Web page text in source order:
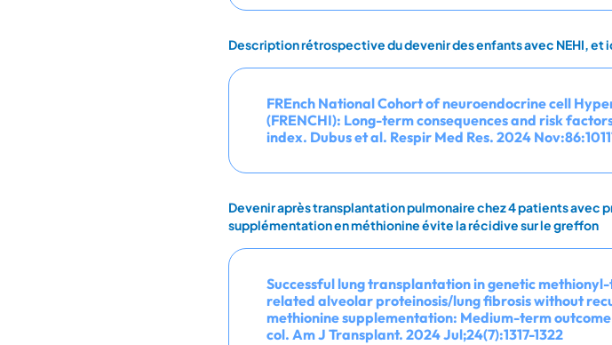
Description rétrospective du devenir des enfants avec NEHI,
FREnch National Cohort of neuroendocrine cell
(FRENCHI): Long-term consequences and risk
index. Dubus et al. Respir Med Res. 2024
Devenir après transplantation pulmonaire chez 4 patients avec
supplémentation en méthionine évite la récidive sur le greffon
Successful lung transplantation in genetic
related alveolar proteinosis/lung fibrosis without
methionine supplementation: Medium-term outcome
col. Am J Transplant. 2024 Jul;24(7):1317-1322